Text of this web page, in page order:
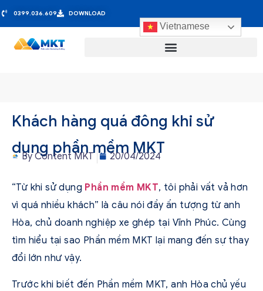
0399.036.609 DOWNLOAD
Vietnamese
Khách hàng quá đông khi sử
dụng phần mềm MKT
ByContent MKT 20/04/2024
“Từ khi sử dụng Phần mềm MKT, tôi phải vất vả hơn
vì quá nhiều khách” là câu nói đầy ấn tượng từ anh
Hòa, chủ doanh nghiệp xe ghép tại Vĩnh Phúc. Cùng
tìm hiểu tại sao Phần mềm MKT lại mang đến sự thay
đổi lớn như vậy.
Trước khi biết đến Phần mềm MKT, anh Hòa chủ yếu